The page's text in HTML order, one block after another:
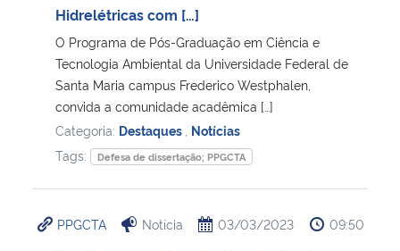
Hidrelétricas com […]
O Programa de Pós-Graduação em Ciência e
Tecnologia Ambiental da Universidade Federal de
Santa Maria campus Frederico Westphalen,
convida a comunidade acadêmica […]
Categoria: Destaques Notícias
Tags:
Defesa de dissertação; PPGCTA
PPGCTA Notícia 03/03/2023 09:50